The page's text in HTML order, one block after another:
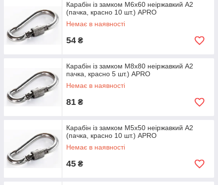
Карабін із замком М6х60 неіржавкий А2
(пачка, красно 10 шт.) APRO
Немає в наявності
54 ₴
Карабін із замком М8х80 неіржавкий А2
пачка, красно 5 шт.) APRO
Немає в наявності
81 ₴
Карабін із замком М5х50 неіржавкий А2
(пачка, красно 10 шт.) APRO
Немає в наявності
45 ₴